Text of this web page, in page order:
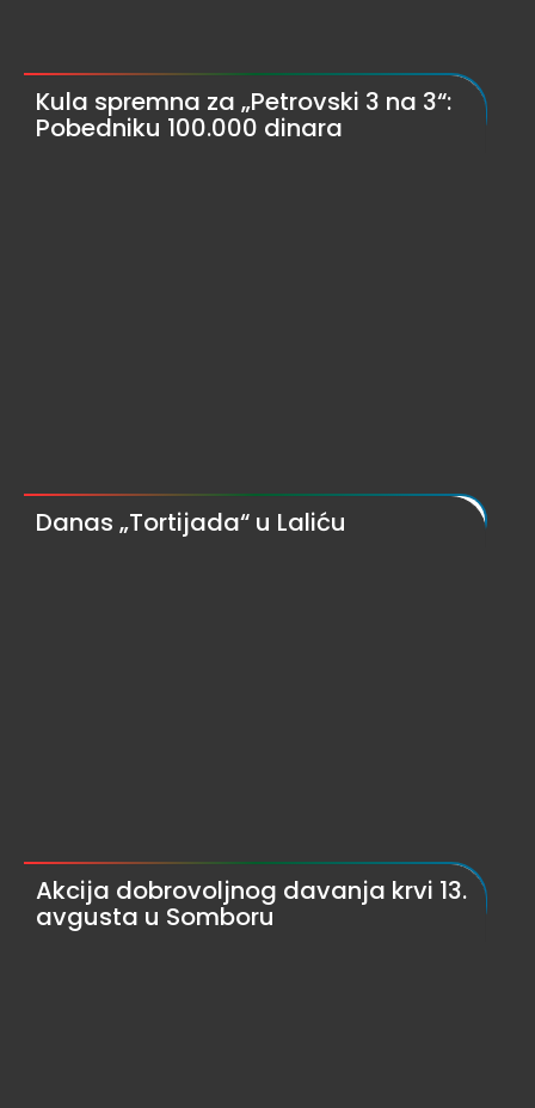
Kula spremna za „Petrovski 3 na 3“:
Pobedniku 100.000 dinara
Danas „Tortijada“ u Laliću
Akcija dobrovoljnog davanja krvi 13.
avgusta u Somboru